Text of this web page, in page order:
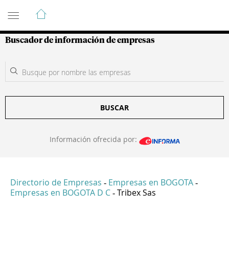
Guía de Empresas Colombianas
Buscador de información de empresas
BUSCAR
Información ofrecida por:
Directorio de Empresas - Empresas en BOGOTA -
Empresas en BOGOTA D C - Tribex Sas